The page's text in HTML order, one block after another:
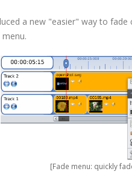
a new "easier" way to
[Fade menu: quickly